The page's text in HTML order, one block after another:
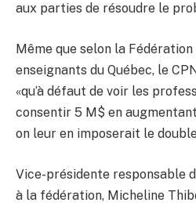
aux parties de résoudre le
Même que selon la
enseignants du Québec, le
«qu’à défaut de voir les
consentir 5 M$ en
on leur en imposerait le
Vice-présidente responsable
à la fédération, Micheline